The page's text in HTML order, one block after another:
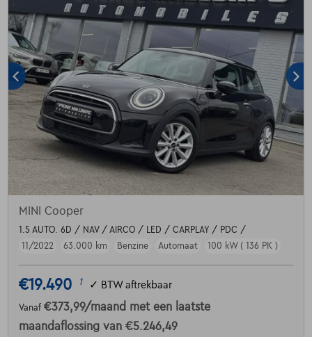
MINI Cooper
1.5 AUTO. 6D / NAV / AIRCO / LED / CARPLAY / PDC /
11/2022
63.000 km Benzine Automaat 100 kW ( 136 PK )
€19.490 1 ✓ BTW aftrekbaar
Vanaf €373,99/maand met een laatste
maandaflossing van €5.246,49